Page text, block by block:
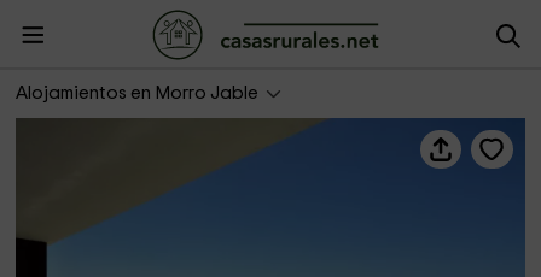
Alojamientos en Morro Jable
Plus Villas Lanzarote- Casa Atlántica 561